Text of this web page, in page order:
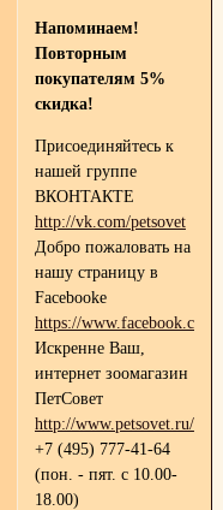
Напоминаем!
Повторным
покупателям 5%
скидка!
Присоединяйтесь к
нашей группе
ВКОНТАКТЕ
http://vk.com/petsovet
Добро пожаловать на
нашу страницу в
Facebooke
https://
Искренне Ваш,
интернет зоомагазин
ПетСовет
http://www.petsovet.ru/
+7 (495) 777-41-64
(пон. - пят. с 10.00-
18.00)